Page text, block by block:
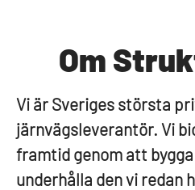
Om
Vi är Sveriges största
järnvägsleverantör. Vi
framtid genom att
underhålla den vi redan